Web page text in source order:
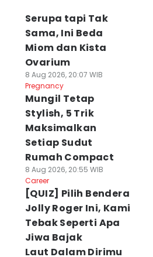
Serupa tapi Tak
Sama, Ini Beda
Miom dan Kista
Ovarium
8 Aug 2026, 20:07 WIB
Pregnancy
Mungil Tetap
Stylish, 5 Trik
Maksimalkan
Setiap Sudut
Rumah Compact
8 Aug 2026, 20:55 WIB
Career
[QUIZ] Pilih Bendera
Jolly Roger Ini, Kami
Tebak Seperti Apa
Jiwa Bajak
Laut Dalam Dirimu